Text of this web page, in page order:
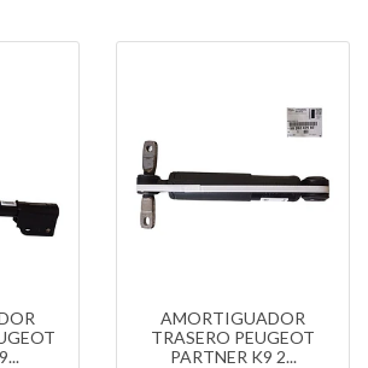
AMORTIGUADOR
TRASERO PEUGEOT
PARTNER K9 2...